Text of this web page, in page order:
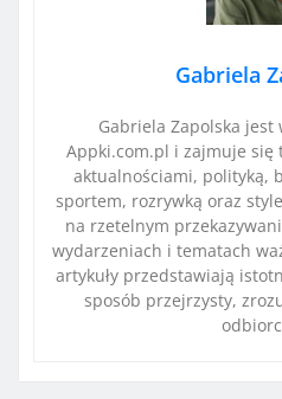
Gabriela
Gabriela Zapolska jest
Appki.com.pl i zajmuje się
aktualnościami, polityką,
sportem, rozrywką oraz
na rzetelnym
wydarzeniach i tematach
artykuły przedstawiają
sposób przejrzysty,